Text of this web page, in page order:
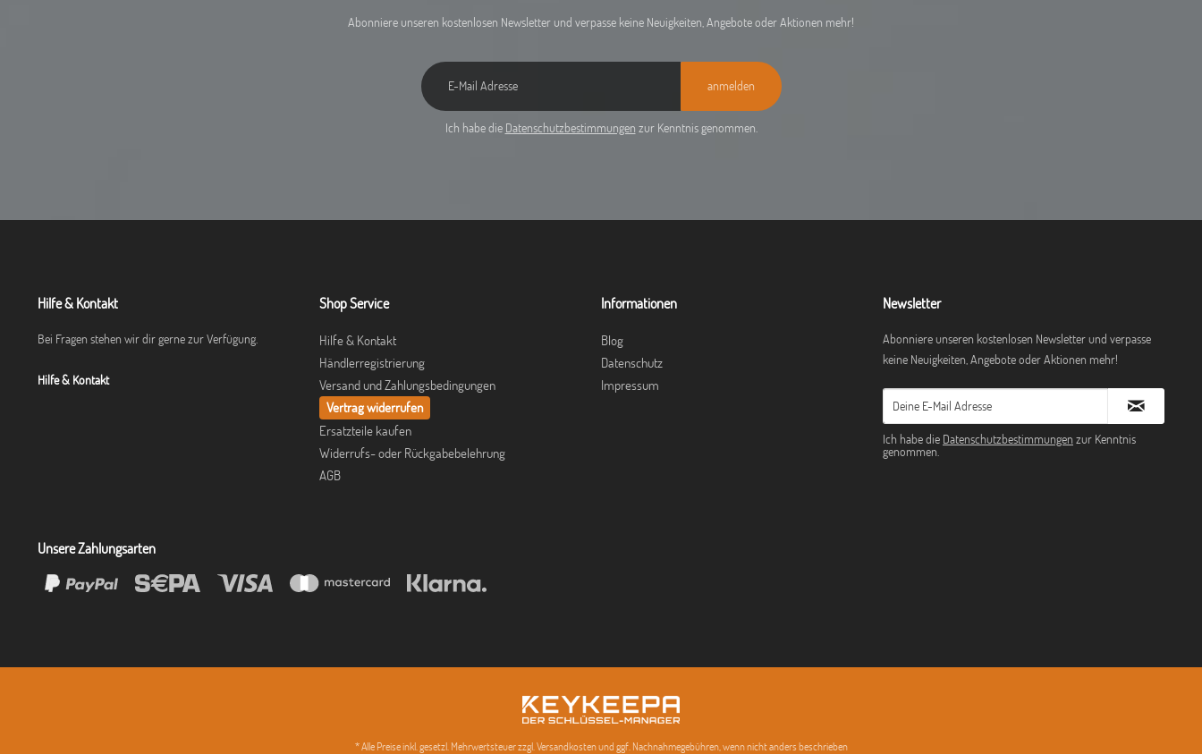
Abonniere unseren kostenlosen Newsletter und verpasse keine Neuigkeiten, Angebote oder Aktionen mehr!
anmelden
Ich habe die Datenschutzbestimmungen zur Kenntnis genommen.
Hilfe & Kontakt
Bei Fragen stehen wir dir gerne zur Verfügung.
Hilfe & Kontakt
Shop Service
Hilfe & Kontakt
Händlerregistrierung
Versand und Zahlungsbedingungen
Vertrag widerrufen
Ersatzteile kaufen
Widerrufs- oder Rückgabebelehrung
AGB
Informationen
Blog
Datenschutz
Impressum
Newsletter
Abonniere unseren kostenlosen Newsletter und verpasse
keine Neuigkeiten, Angebote oder Aktionen mehr!
Ich habe die Datenschutzbestimmungen zur Kenntnis
genommen.
Unsere Zahlungsarten
* Alle Preise inkl. gesetzl. Mehrwertsteuer zzgl. Versandkosten und ggf. Nachnahmegebühren, wenn nicht anders beschrieben